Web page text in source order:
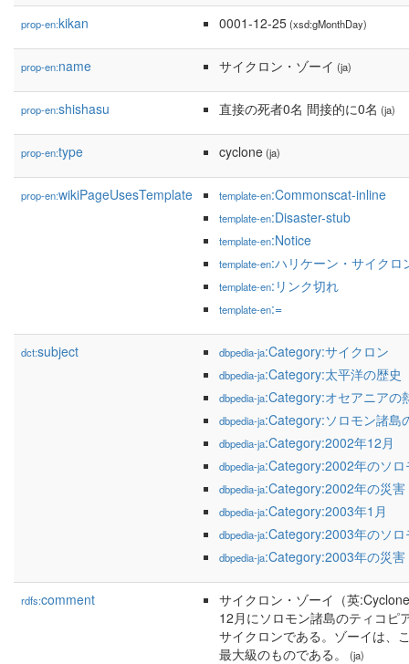
prop-en:kikan 0001-12-25(xsd:gMonthDay)
prop-en:name サイクロン・ゾーイ (ja)
prop-en:shishasu 直接の死者0名 間接的に0名 (ja)
prop-en:type cyclone(ja)
prop-en:wikiPageUsesTemplate template-en:Commonscat-inline
template-en:Disaster-stub
template-en:Notice
template-en:ハリケーン・サイクロ
template-en:リンク切れ
template-en:=
dct:subject dbpedia-ja:Category:サイクロン
dbpedia-ja:Category:太平洋の歴史
dbpedia-ja:Category:オセアニアの
dbpedia-ja:Category:ソロモン諸島
dbpedia-ja:Category:2002年12月
dbpedia-ja:Category:2002年のソ
dbpedia-ja:Category:2002年の災害
dbpedia-ja:Category:2003年1月
dbpedia-ja:Category:2003年のソ
dbpedia-ja:Category:2003年の災害
rdfs:comment
サイクロン・ゾーイ（英
12月にソロモン諸島のティコピ
サイクロンである。ゾーイは、
最大級のものである。
(ja)